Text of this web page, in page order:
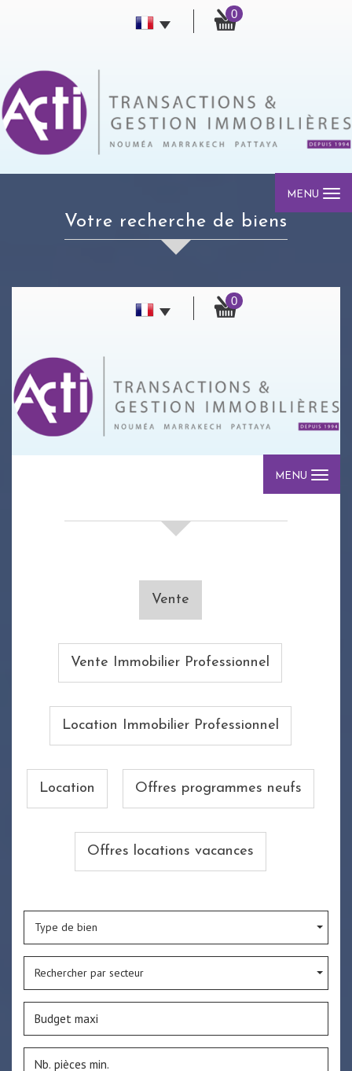
0
MENU
votre recherche de biens
0
MENU
Vente
Vente Immobilier Professionnel
Location Immobilier Professionnel
Location Offres programmes neufs
Offres locations vacances
Type de bien
Rechercher par secteur